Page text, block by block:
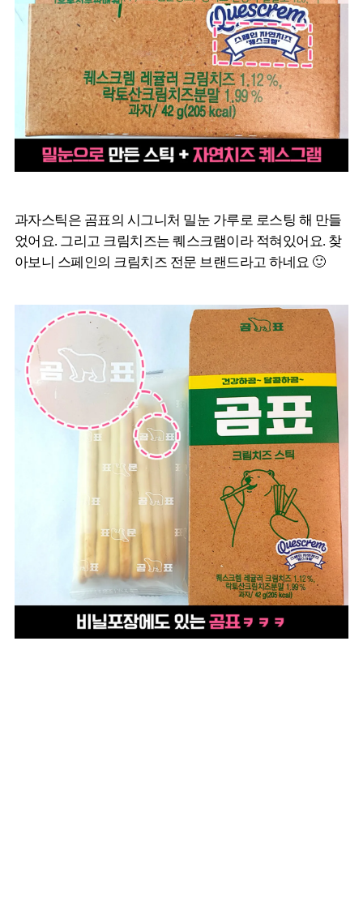
과자스틱은 곰표의 시그니처 밀눈 가루로 로스팅 해 만들
었어요. 그리고 크림치즈는 퀘스크램이라 적혀있어요. 찾
아보니 스페인의 크림치즈 전문 브랜드라고 하네요 🙂